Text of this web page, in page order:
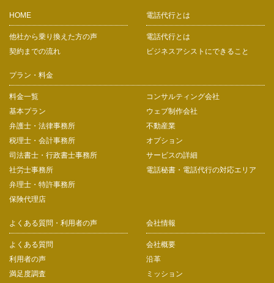
HOME
他社から乗り換えた方の声
契約までの流れ
電話代行とは
電話代行とは
ビジネスアシストにできること
プラン・料金
料金一覧
基本プラン
弁護士・法律事務所
税理士・会計事務所
司法書士・行政書士事務所
社労士事務所
弁理士・特許事務所
保険代理店
コンサルティング会社
ウェブ制作会社
不動産業
オプション
サービスの詳細
電話秘書・電話代行の対応エリア
よくある質問・利用者の声
よくある質問
利用者の声
満足度調査
会社情報
会社概要
沿革
ミッション